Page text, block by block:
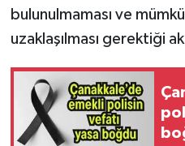
bulunulmaması ve
uzaklaşılması gerektiği